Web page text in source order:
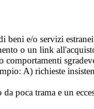
e/o servizi
o un link
comportamenti
A) richieste
da poca trama e un